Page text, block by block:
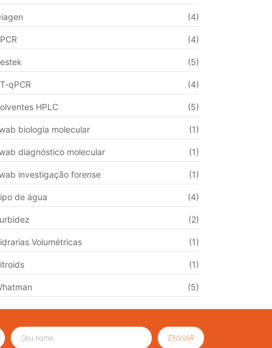
(4)
(4)
(5)
qPCR (4)
HPLC (5)
biologia molecular (1)
diagnóstico molecular (1)
investigação forense (1)
de água (4)
(2)
Volumétricas (1)
(1)
(5)
ENVIAR